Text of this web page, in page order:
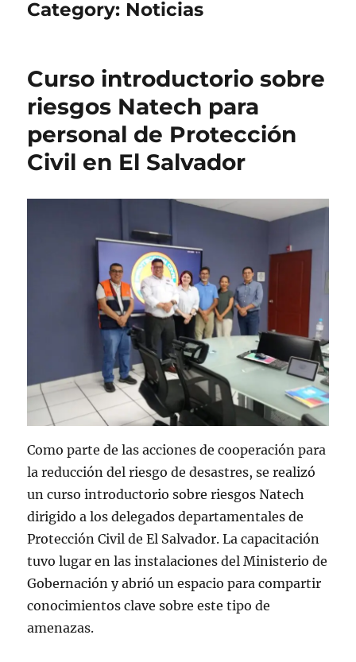
Category: Noticias
Curso introductorio sobre
riesgos Natech para
personal de Protección
Civil en El Salvador
Como parte de las acciones de cooperación para
la reducción del riesgo de desastres, se realizó
un curso introductorio sobre riesgos Natech
dirigido a los delegados departamentales de
Protección Civil de El Salvador. La capacitación
tuvo lugar en las instalaciones del Ministerio de
Gobernación y abrió un espacio para compartir
conocimientos clave sobre este tipo de
amenazas.